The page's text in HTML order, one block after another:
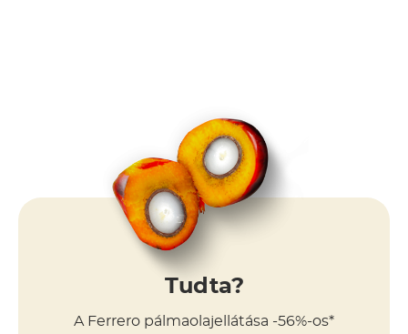
Tudta?
A Ferrero pálmaolajellátása -56%-os*